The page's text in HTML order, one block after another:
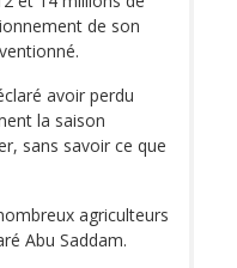
de son
avoir perdu
la saison
sans savoir ce que
agriculteurs
Abu Saddam.